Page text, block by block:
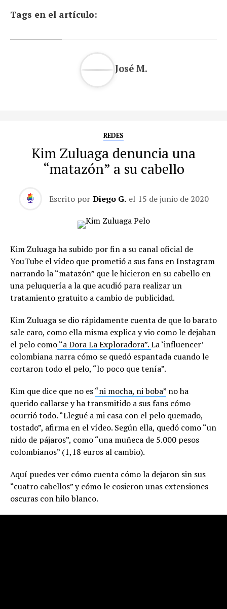
Tags en el artículo:
José M.
REDES
Kim Zuluaga denuncia una
“matazón” a su cabello
Escrito por Diego G. el 15 de junio de 2020
Kim Zuluaga ha subido por fin a su canal oficial de
YouTube el vídeo que prometió a sus fans en Instagram
narrando la “matazón” que le hicieron en su cabello en
una peluquería a la que acudió para realizar un
tratamiento gratuito a cambio de publicidad.
Kim Zuluaga se dio rápidamente cuenta de que lo barato
sale caro, como ella misma explica y vio como le dejaban
el pelo como“a Dora La Exploradora”.La ‘influencer’
colombiana narra cómo se quedó espantada cuando le
cortaron todo el pelo, “lo poco que tenía”.
Kim que dice que no es“ni mocha, ni boba” no ha
querido callarse y ha transmitido a sus fans cómo
ocurrió todo. “Llegué a mi casa con el pelo quemado,
tostado”, afirma en el vídeo. Según ella, quedó como “un
nido de pájaros”, como “una muñeca de 5.000 pesos
colombianos” (1,18 euros al cambio).
Aquí puedes ver cómo cuenta cómo la dejaron sin sus
“cuatro cabellos” y cómo le cosieron unas extensiones
oscuras con hilo blanco.